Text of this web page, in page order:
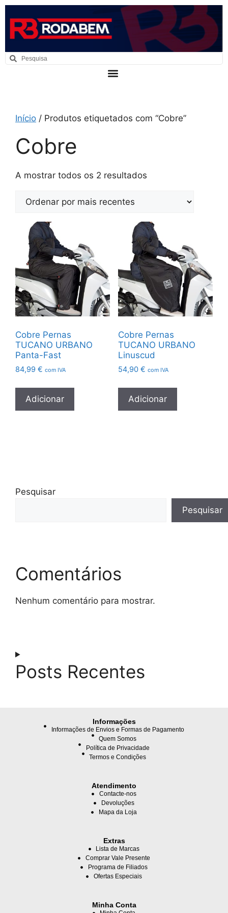
Início / Produtos etiquetados com “Cobre”
Cobre
A mostrar todos os 2 resultados
Cobre Pernas
TUCANO URBANO
Panta-Fast
84,99 € com IVA
Adicionar
Cobre Pernas
TUCANO URBANO
Linuscud
54,90 € com IVA
Adicionar
Pesquisar
Pesquisar
Comentários
Nenhum comentário para mostrar.
Posts Recentes
Informações
Informações de Envios e Formas de Pagamento
Quem Somos
Política de Privacidade
Termos e Condições
Atendimento
Contacte-nos
Devoluções
Mapa da Loja
Extras
Lista de Marcas
Comprar Vale Presente
Programa de Filiados
Ofertas Especiais
Minha Conta